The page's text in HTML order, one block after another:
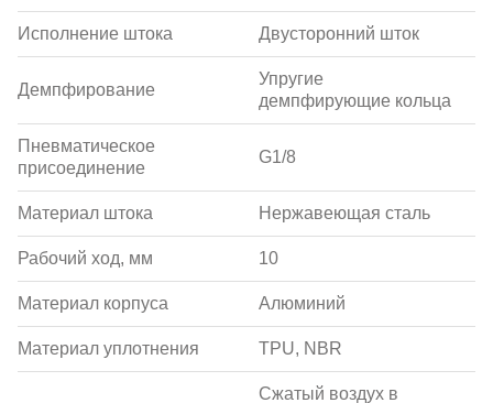
Исполнение штока Двусторонний шток
Демпфирование
Упругие
демпфирующие кольца
Пневматическое
присоединение
G1/8
Материал штока Нержавеющая сталь
Рабочий ход, мм 10
Материал корпуса Алюминий
Материал уплотнения TPU, NBR
Сжатый воздух в